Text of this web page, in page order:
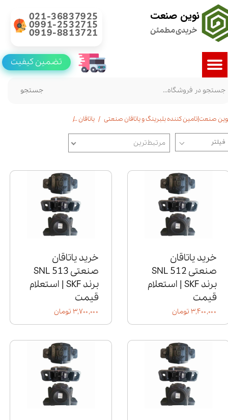
نوین صنعت
خریدی مطمئن
021-36837925
0991-2532715
0919-8813721
جستجو
تضمین کیفیت
صنعت|تامین کننده بلبرینگ و یاتاقان صنعتی یاتاقان
مرتبط‌ترین
خرید یاتاقان
صنعتی SNL 512
برند SKF | استعلام
قیمت
۳,۴۰۰,۰۰۰ تومان
خرید یاتاقان
صنعتی SNL 513
برند SKF | استعلام
قیمت
۳,۷۰۰,۰۰۰ تومان